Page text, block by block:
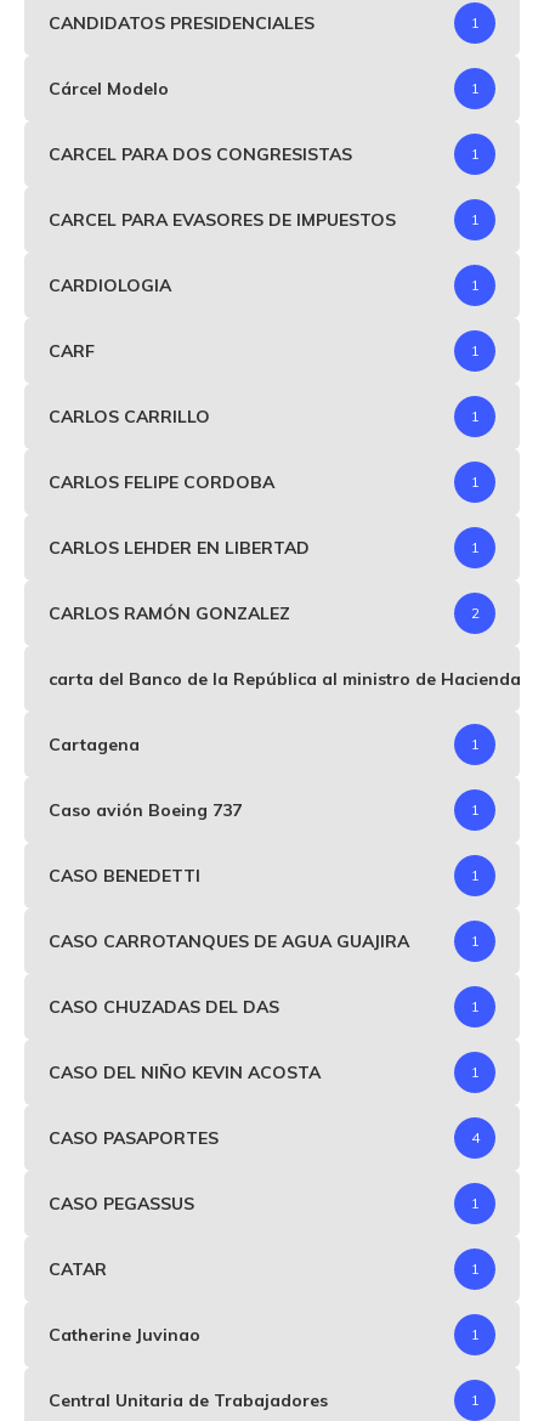
CANDIDATOS PRESIDENCIALES 1
Cárcel Modelo 1
CARCEL PARA DOS CONGRESISTAS 1
CARCEL PARA EVASORES DE IMPUESTOS 1
CARDIOLOGIA 1
CARF 1
CARLOS CARRILLO 1
CARLOS FELIPE CORDOBA 1
CARLOS LEHDER EN LIBERTAD 1
CARLOS RAMÓN GONZALEZ 2
carta del Banco de la República al ministro de Hacienda
Cartagena 1
Caso avión Boeing 737 1
CASO BENEDETTI 1
CASO CARROTANQUES DE AGUA GUAJIRA 1
CASO CHUZADAS DEL DAS 1
CASO DEL NIÑO KEVIN ACOSTA 1
CASO PASAPORTES 4
CASO PEGASSUS 1
CATAR 1
Catherine Juvinao 1
Central Unitaria de Trabajadores 1